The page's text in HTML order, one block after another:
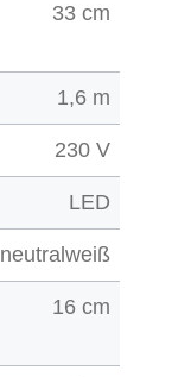
33 cm
1,6 m
230 V
LED
neutralweiß
16 cm